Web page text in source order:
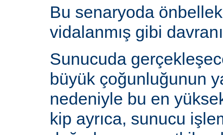
Bu senaryoda
vidalanmış gibi
Sunucuda
büyük çoğunluğunun
nedeniyle bu en
kip ayrıca, sunucu